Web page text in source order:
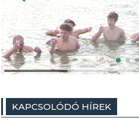
KAPCSOLÓDÓ HÍREK